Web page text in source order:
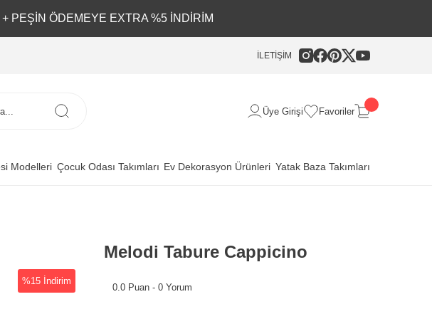
PEŞİN ÖDEMEYE EXTRA %5 İNDİRİM
İLETİŞİM
Üye Girişi Favoriler
Modelleri Çocuk Odası Takımları Ev Dekorasyon Ürünleri Yatak Baza Takımları
%15 İndirim
Melodi Tabure Cappicino
0.0 Puan - 0 Yorum